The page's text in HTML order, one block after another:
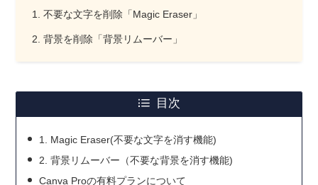
不要な文字を削除「Magic Eraser」
背景を削除「背景リムーバー」
目次
1. Magic Eraser(不要な文字を消す機能)
2. 背景リムーバー（不要な背景を消す機能)
Canva Proの有料プランについて